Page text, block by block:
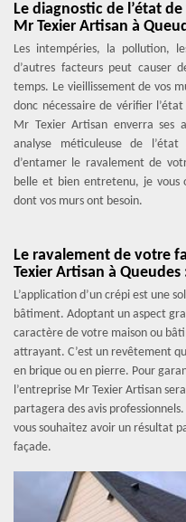
Le diagnostic de l’état
Mr Texier Artisan à
Les intempéries, la pollution,
d’autres facteurs peut causer
temps. Le vieillissement de vos
donc nécessaire de vérifier
Mr Texier Artisan enverra ses
analyse méticuleuse de
d’entamer le ravalement de
belle et bien entretenu, je
dont vos murs ont besoin.
Le ravalement de votre
Texier Artisan à
L’application d’un crépi est une
bâtiment. Adoptant un aspect
caractère de votre maison ou
attrayant. C’est un revêtement
en brique ou en pierre. Pour
l’entreprise Mr Texier Artisan
partagera des avis
vous souhaitez avoir un résultat
façade.